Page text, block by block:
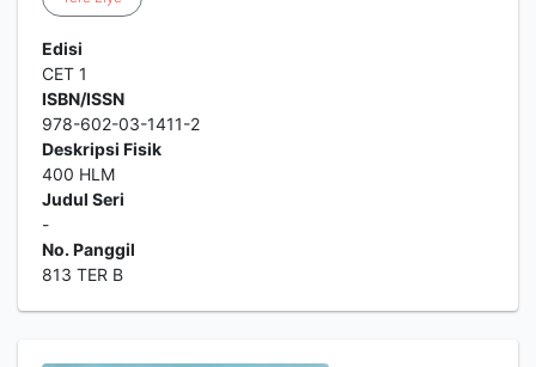
Edisi
CET 1
ISBN/ISSN
978-602-03-1411-2
Deskripsi Fisik
400 HLM
Judul Seri
-
No. Panggil
813 TER B